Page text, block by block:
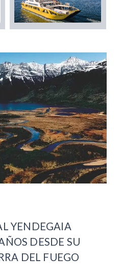
YENDEGAIA
DESDE SU
DEL FUEGO